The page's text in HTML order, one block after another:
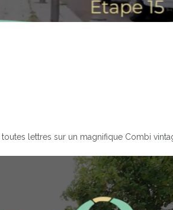
lettres sur un magnifique Combi